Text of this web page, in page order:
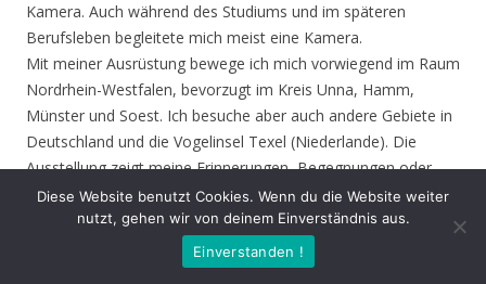
Kamera. Auch während des Studiums und im späteren
Berufsleben begleitete mich meist eine Kamera.
Mit meiner Ausrüstung bewege ich mich vorwiegend im Raum
Nordrhein-Westfalen, bevorzugt im Kreis Unna, Hamm,
Münster und Soest. Ich besuche aber auch andere Gebiete in
Deutschland und die Vogelinsel Texel (Niederlande). Die
Ausstellung zeigt meine Erinnerungen, Begegnungen oder
Erfahrungen mit der Natur. Ich zeige ungewöhnliche
Zeichnung an Tieren und seltene Gäste wie Ibis, Löffler oder
Schwarzstorch. Mal faszinierte mich ein Käfer, die Art in der
er seine Flügel faltet, die besondere Stärke einer Ameise oder
Diese Website benutzt Cookies. Wenn du die Website weiter
nutzt, gehen wir von deinem Einverständnis aus.
Einverstanden !